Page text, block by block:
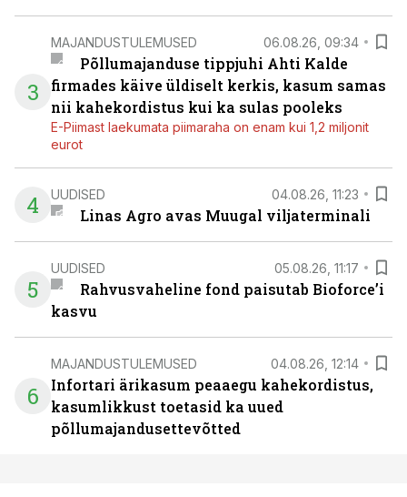
3
MAJANDUSTULEMUSED 06.08.26, 09:34
Põllumajanduse tippjuhi Ahti Kalde
firmades käive üldiselt kerkis, kasum samas
nii kahekordistus kui ka sulas pooleks
E-Piimast laekumata piimaraha on enam kui 1,2 miljonit
eurot
4 UUDISED 04.08.26, 11:23
Linas Agro avas Muugal viljaterminali
5
UUDISED 05.08.26, 11:17
Rahvusvaheline fond paisutab Bioforce’i
kasvu
6
MAJANDUSTULEMUSED 04.08.26, 12:14
Infortari ärikasum peaaegu kahekordistus,
kasumlikkust toetasid ka uued
põllumajandusettevõtted